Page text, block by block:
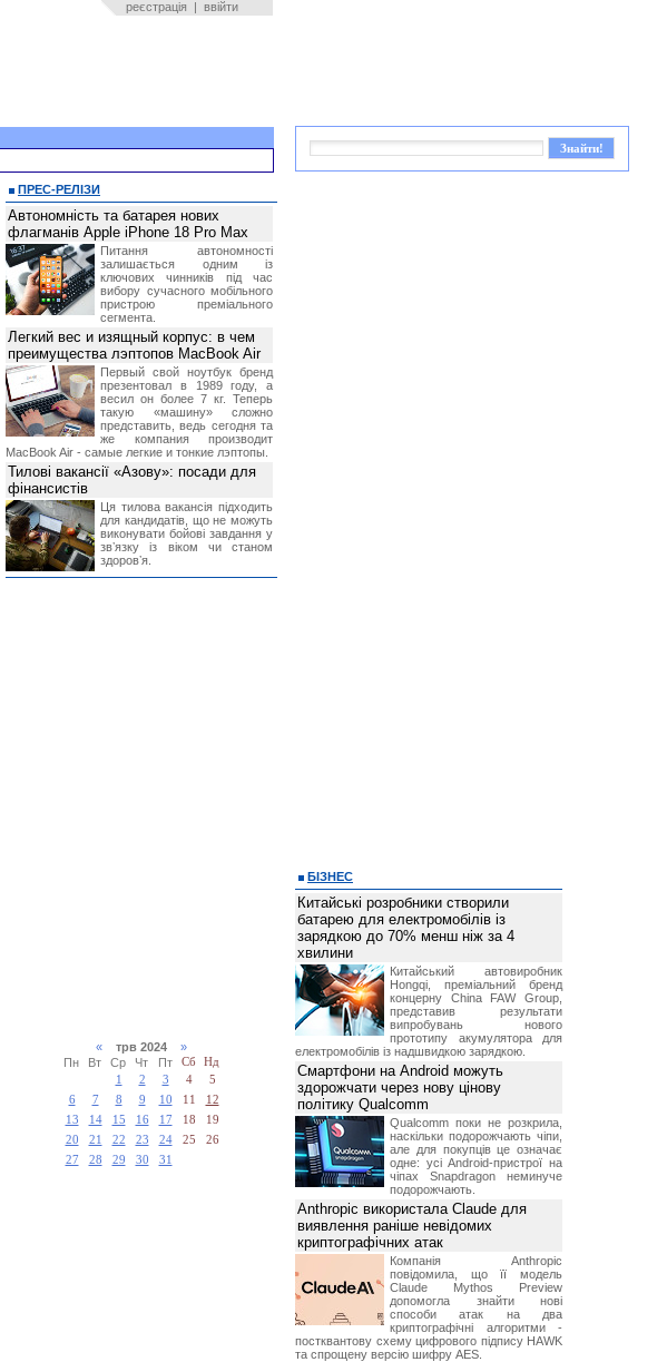
реєстрація | ввійти
ПРЕС-РЕЛІЗИ
Автономність та батарея нових
флагманів Apple iPhone 18 Pro Max
Питання автономності
залишається одним із
ключових чинників під час
вибору сучасного мобільного
пристрою преміального
сегмента.
Легкий вес и изящный корпус: в чем
преимущества лэптопов MacBook Air
Первый свой ноутбук бренд
презентовал в 1989 году, а
весил он более 7 кг. Теперь
такую «машину» сложно
представить, ведь сегодня та
же компания производит
MacBook Air - самые легкие и тонкие лэптопы.
Тилові вакансії «Азову»: посади для
фінансистів
Ця тилова вакансія підходить
для кандидатів, що не можуть
виконувати бойові завдання у
звʼязку із віком чи станом
здоровʼя.
« трв 2024 »
Пн
Вт Ср Чт Пт Сб
Нд
1
2 3 4
5
6
7 8 9 10 11
12
13
14 15 16 17 18
19
20
21 22 23 24 25
26
27
28 29 30 31
БІЗНЕС
Китайські розробники створили
батарею для електромобілів із
зарядкою до 70% менш ніж за 4
хвилини
Китайський автовиробник
Hongqi, преміальний бренд
концерну China FAW Group,
представив результати
випробувань нового
прототипу акумулятора для
електромобілів із надшвидкою зарядкою.
Смартфони на Android можуть
здорожчати через нову цінову
політику Qualcomm
Qualcomm поки не розкрила,
наскільки подорожчають чіпи,
але для покупців це означає
одне: усі Android-пристрої на
чіпах Snapdragon неминуче
подорожчають.
Anthropic використала Claude для
виявлення раніше невідомих
криптографічних атак
Компанія Anthropic
повідомила, що її модель
Claude Mythos Preview
допомогла знайти нові
способи атак на два
криптографічні алгоритми -
постквантову схему цифрового підпису HAWK
та спрощену версію шифру AES.